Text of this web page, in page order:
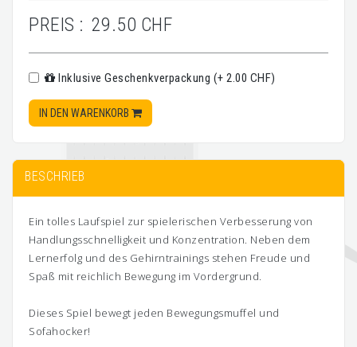
PREIS : 29.50 CHF
Inklusive Geschenkverpackung (+ 2.00 CHF)
IN DEN WARENKORB
BESCHRIEB
Ein tolles Laufspiel zur spielerischen Verbesserung von
Handlungsschnelligkeit und Konzentration. Neben dem
Lernerfolg und des Gehirntrainings stehen Freude und
Spaß mit reichlich Bewegung im Vordergrund.
Dieses Spiel bewegt jeden Bewegungsmuffel und
Sofahocker!